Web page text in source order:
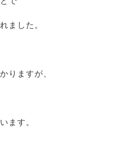
ました。
りますが、
ます。